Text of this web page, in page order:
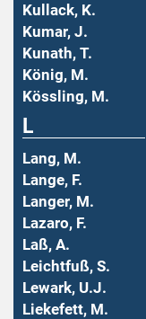
Kullack, K.
Kumar, J.
Kunath, T.
König, M.
Kössling, M.
L
Lang, M.
Lange, F.
Langer, M.
Lazaro, F.
Laß, A.
Leichtfuß, S.
Lewark, U.J.
Liekefett, M.